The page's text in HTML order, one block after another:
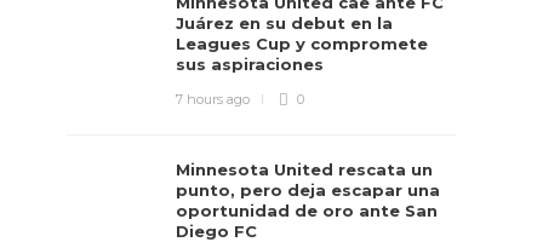
Juárez en su debut en la
Leagues Cup y compromete
sus aspiraciones
7 hours ago 0
Minnesota United rescata un
punto, pero deja escapar una
oportunidad de oro ante San
Diego FC